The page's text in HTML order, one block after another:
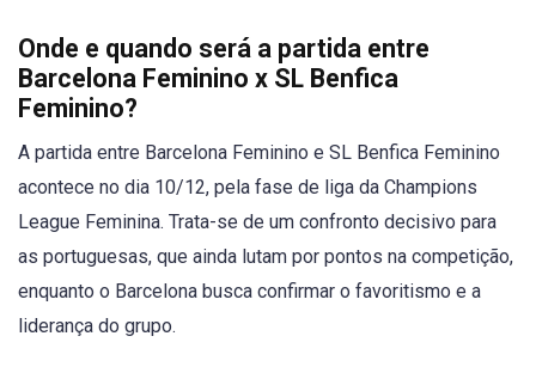
Onde e quando será a partida entre
Barcelona Feminino x SL Benfica
Feminino?
A partida entre Barcelona Feminino e SL Benfica Feminino
acontece no dia 10/12, pela fase de liga da Champions
League Feminina. Trata-se de um confronto decisivo para
as portuguesas, que ainda lutam por pontos na competição,
enquanto o Barcelona busca confirmar o favoritismo e a
liderança do grupo.